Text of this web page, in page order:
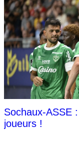
Sochaux-ASSE
joueurs !